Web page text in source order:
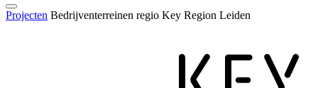
Projecten Bedrijventerreinen regio Key Region Leiden